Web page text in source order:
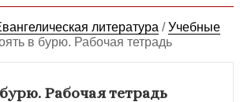
литература /Учебные
в бурю. Рабочая тетрадь
Рабочая тетрадь